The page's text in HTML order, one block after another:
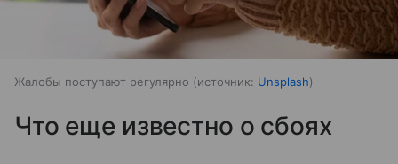
Жалобы поступают регулярно источник: Unsplash
Что еще известно о сбоях